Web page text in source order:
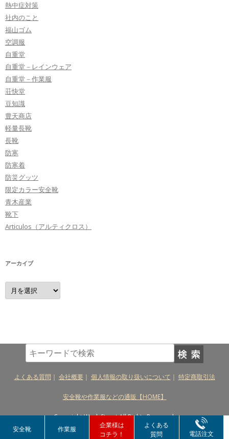
熱中症対策
社内のこと
福山ゴム
空調服
自重堂
自重堂－レインウェア
自重堂－作業服
荘快堂
豆知識
豊天商店
軽量長靴
長靴
防寒
防寒着
防災グッツ
限定カラー安全靴
青木産業
靴下
Articulos（アルティクロス）
アーカイブ
ア
ー
カ
よくある質問 ｜ 会社概要｜ 個人情報の取り扱いについて ｜ 特定商取引法
安全靴や作業服などの通販【HOME】
Copyright Work Street All Rights Reserved.
安全靴
作業服
企業様は
コチラ！
よくある
質問
電話注文